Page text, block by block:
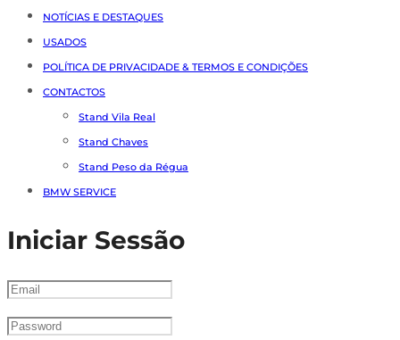
NOTÍCIAS E DESTAQUES
USADOS
POLÍTICA DE PRIVACIDADE & TERMOS E CONDIÇÕES
CONTACTOS
Stand Vila Real
Stand Chaves
Stand Peso da Régua
BMW SERVICE
Iniciar Sessão